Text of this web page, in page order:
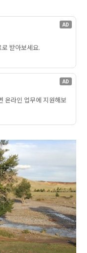
AD
받아보세요.
AD
온라인 업무에 지원해보